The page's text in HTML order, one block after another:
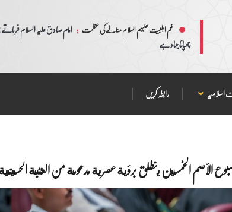
غم اہلبیت علیہم السلام منانے کی عظمت : امام صادق علیہ السلام
چھپانا جہاد ہے
اسلامیہ رابطہ کریں
الخمسين ينطلق برؤية عصرية مدعومة من العتبة